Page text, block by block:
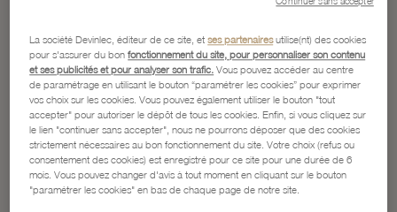
La société Devinlec, éditeur de ce site, etses partenairesutilise(nt) des cookies
pour s'assurer du bonfonctionnement du site, pour personnaliser son contenu
et ses publicités et pour analyser son trafic. Vous pouvez accéder au centre
de paramétrage en utilisant le bouton “paramétrer les cookies” pour exprimer
vos choix sur les cookies. Vous pouvez également utiliser le bouton "tout
accepter" pour autoriser le dépôt de tous les cookies. Enfin, si vous cliquez sur
le lien "continuer sans accepter", nous ne pourrons déposer que des cookies
strictement nécessaires au bon fonctionnement du site. Votre choix (refus ou
consentement des cookies) est enregistré pour ce site pour une durée de 6
mois. Vous pouvez changer d'avis à tout moment en cliquant sur le bouton
"paramétrer les cookies" en bas de chaque page de notre site.